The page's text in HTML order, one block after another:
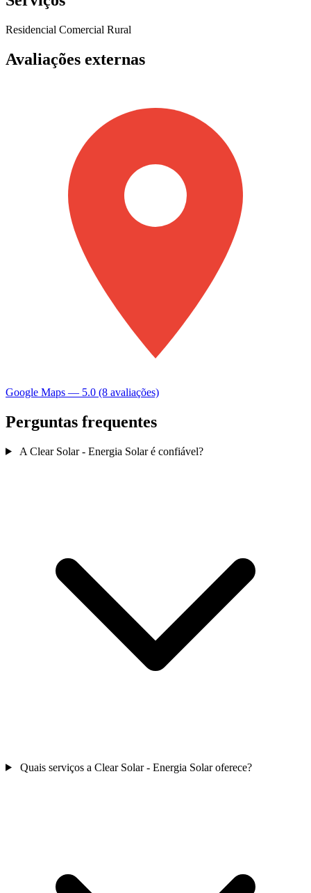
Residencial Comercial Rural
Avaliações externas
Google Maps — 5.0 (8 avaliações)
Perguntas frequentes
A Clear Solar - Energia Solar é confiável?
Quais serviços a Clear Solar - Energia Solar oferece?